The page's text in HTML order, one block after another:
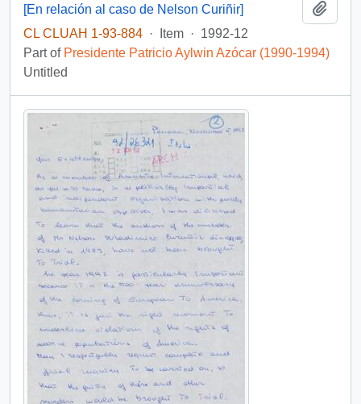
[En relación al caso de Nelson Curiñir]
CL CLUAH 1-93-884 · Item · 1992-12
Part of Presidente Patricio Aylwin Azócar (1990-1994)
Untitled